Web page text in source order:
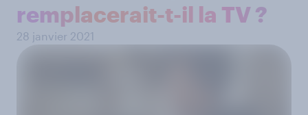
remplacerait-t-il la TV ?
28 janvier 2021